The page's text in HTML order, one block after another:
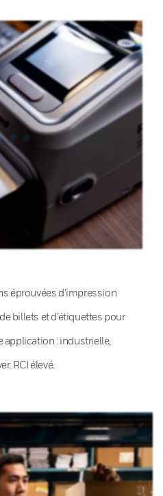
éprouvées d’impression
billets et d’étiquettes pour
: industrielle,
RCI élevé.